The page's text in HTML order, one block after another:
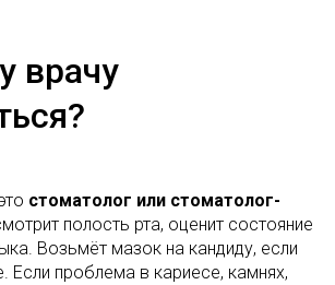
врачу
стоматолог или стоматолог-
полость рта, оценит состояние
Возьмёт мазок на кандиду, если
Если проблема в кариесе, камнях,